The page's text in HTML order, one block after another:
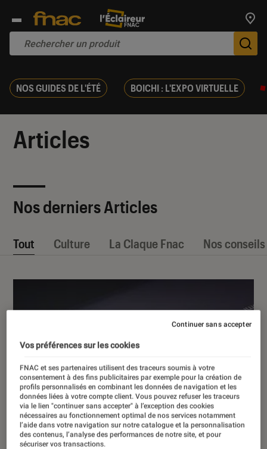
NOS GUIDES DE L'ÉTÉ BOICHI : L'EXPO VIRTUELLE
Articles
Nos derniers Articles
Tout Culture La Claque Fnac Nos conseils
Vos préférences sur les cookies
FNAC et ses partenaires utilisent des traceurs soumis à votre
consentement à des fins publicitaires par exemple pour la création de
profils personnalisés en combinant les données de navigation et les
données liées à votre compte client. Vous pouvez refuser les traceurs
via le lien "continuer sans accepter" à l’exception des cookies
nécessaires au fonctionnement optimal de nos services notamment
l’aide dans votre navigation sur notre catalogue et la personnalisation
des contenus, l’analyse des performances de notre site, et pour
sécuriser vos transactions.
Continuer sans accepter